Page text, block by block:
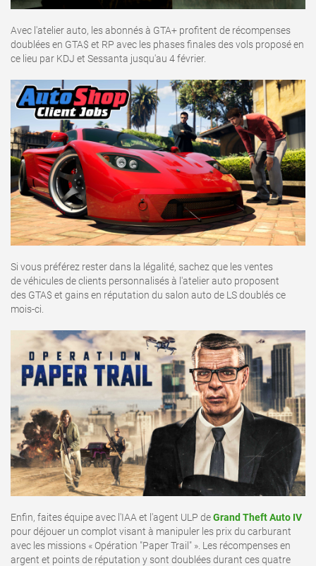
Avec l'atelier auto, les abonnés à GTA+ profitent de récompenses
doublées en GTA$ et RP avec les phases finales des vols proposé en
ce lieu par KDJ et Sessanta jusqu'au 4 février.
Si vous préférez rester dans la légalité, sachez que les ventes
de véhicules de clients personnalisés à l'atelier auto proposent
des GTA$ et gains en réputation du salon auto de LS doublés ce
mois-ci.
Enfin, faites équipe avec l'IAA et l'agent ULP deGrand Theft Auto IV
pour déjouer un complot visant à manipuler les prix du carburant
avec les missions « Opération "Paper Trail" ». Les récompenses en
argent et points de réputation y sont doublées durant ces quatre